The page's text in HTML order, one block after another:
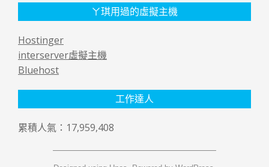
ㄚ琪用過的虛擬主機
Hostinger
interserver虛擬主機
Bluehost
工作達人
累積人氣：17,959,408